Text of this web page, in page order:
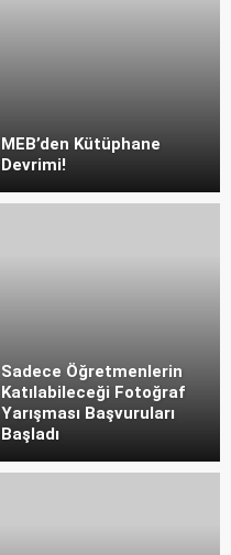
MEB’den Kütüphane
Devrimi!
Sadece Öğretmenlerin
Katılabileceği Fotoğraf
Yarışması Başvuruları
Başladı